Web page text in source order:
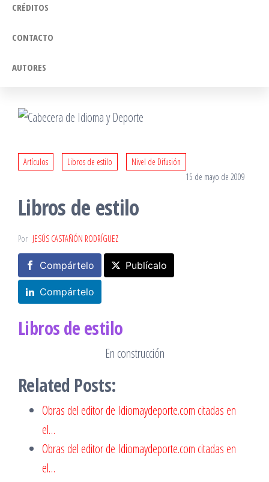
CRÉDITOS
CONTACTO
AUTORES
Artículos Libros de estilo
Nivel de Difusión
15 de mayo de 2009
Libros de estilo
Por JESÚS CASTAÑÓN RODRÍGUEZ
Compártelo Publícalo
Compártelo
Libros de estilo
En construcción
Related Posts:
Obras del editor de Idiomaydeporte.com citadas en
el…
Obras del editor de Idiomaydeporte.com citadas en
el…